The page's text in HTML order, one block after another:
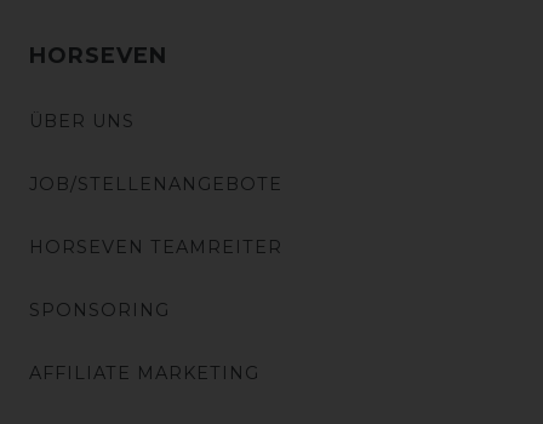
HORSEVEN
ÜBER UNS
JOB/STELLENANGEBOTE
HORSEVEN TEAMREITER
SPONSORING
AFFILIATE MARKETING